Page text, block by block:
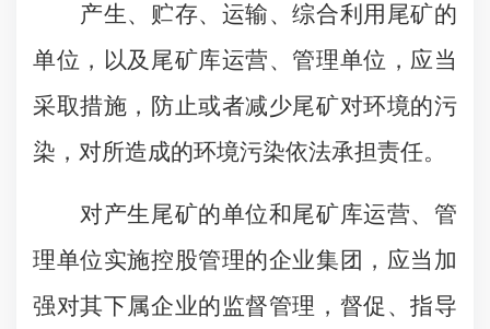
产生、贮存、运输、综合利用尾矿的
单位，以及尾矿库运营、管理单位，应当
采取措施，防止或者减少尾矿对环境的污
染，对所造成的环境污染依法承担责任。
对产生尾矿的单位和尾矿库运营、管
理单位实施控股管理的企业集团，应当加
强对其下属企业的监督管理，督促、指导